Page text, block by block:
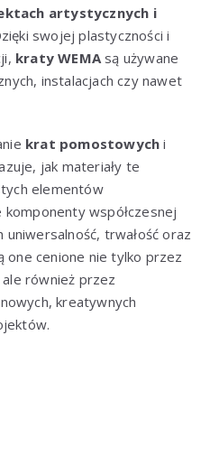
artystycznych i
swojej plastyczności i
kraty WEMA są używane
instalacjach czy nawet
krat pomostowych i
jak materiały te
elementów
współczesnej
trwałość oraz
one cenione nie tylko przez
również przez
kreatywnych